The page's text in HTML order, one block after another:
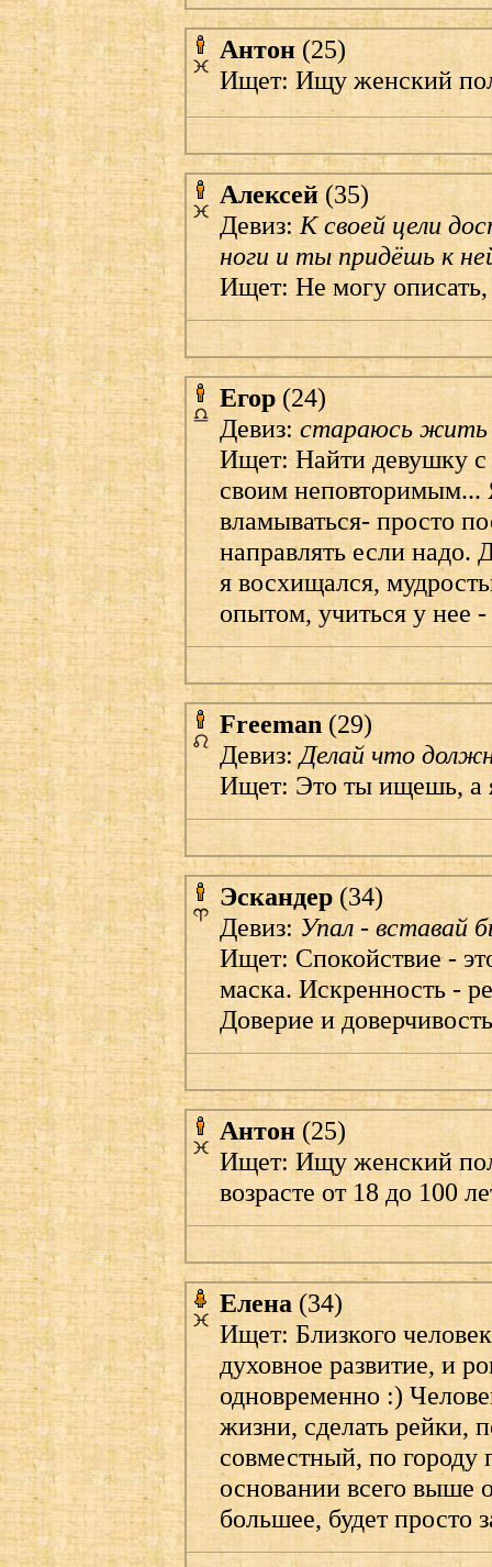
Антон (25)
Ищет: Ищу женский
Алексей (35)
Девиз:К своей цели
ноги и ты придёшь к
Ищет: Не могу описать,
Егор (24)
Девиз:стараюсь жить
Ищет: Найти девушку
своим неповторимым...
вламываться- просто
направлять если
я восхищался,
опытом, учиться у нее
Freeman (29)
Девиз:Делай что
Ищет: Это ты ищешь, а
Эскандер(34)
Девиз:Упал - вставай
Ищет: Спокойствие -
маска. Искренность -
Доверие и
Антон (25)
Ищет: Ищу женский
возрасте от 18 до 100
Елена (34)
Ищет: Близкого
духовное развитие, и
одновременно :)
жизни, сделать рейки,
совместный, по городу
основании всего выше
большее, будет просто